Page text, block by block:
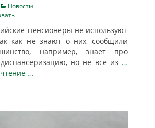
Categories
Новости
пенсионеры не используют
как не знают о них, сообщили
например, знает про
но не все из …
…